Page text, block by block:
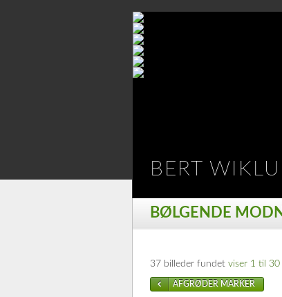
BERT
BØLGENDE
37 billeder fundet viser 1 til 30
AFGRØDER MARKER